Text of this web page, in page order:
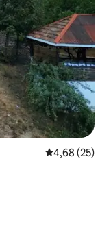
4,68 de uma
4,68 (25)